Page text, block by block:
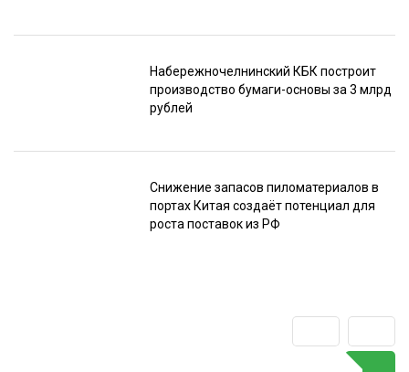
Набережночелнинский КБК построит
производство бумаги-основы за 3 млрд
рублей
Снижение запасов пиломатериалов в
портах Китая создаёт потенциал для
роста поставок из РФ